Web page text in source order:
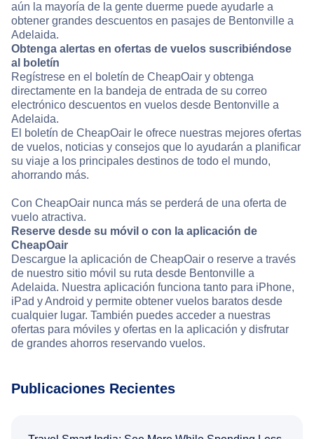
aún la mayoría de la gente duerme puede ayudarle a
obtener grandes descuentos en pasajes de Bentonville a
Adelaida.
Obtenga alertas en ofertas de vuelos suscribiéndose
al boletín
Regístrese en el boletín de CheapOair y obtenga
directamente en la bandeja de entrada de su correo
electrónico descuentos en vuelos desde Bentonville a
Adelaida.
El boletín de CheapOair le ofrece nuestras mejores ofertas
de vuelos, noticias y consejos que lo ayudarán a planificar
su viaje a los principales destinos de todo el mundo,
ahorrando más.
Con CheapOair nunca más se perderá de una oferta de
vuelo atractiva.
Reserve desde su móvil o con la aplicación de
CheapOair
Descargue la aplicación de CheapOair o reserve a través
de nuestro sitio móvil su ruta desde Bentonville a
Adelaida. Nuestra aplicación funciona tanto para iPhone,
iPad y Android y permite obtener vuelos baratos desde
cualquier lugar. También puedes acceder a nuestras
ofertas para móviles y ofertas en la aplicación y disfrutar
de grandes ahorros reservando vuelos.
Publicaciones Recientes